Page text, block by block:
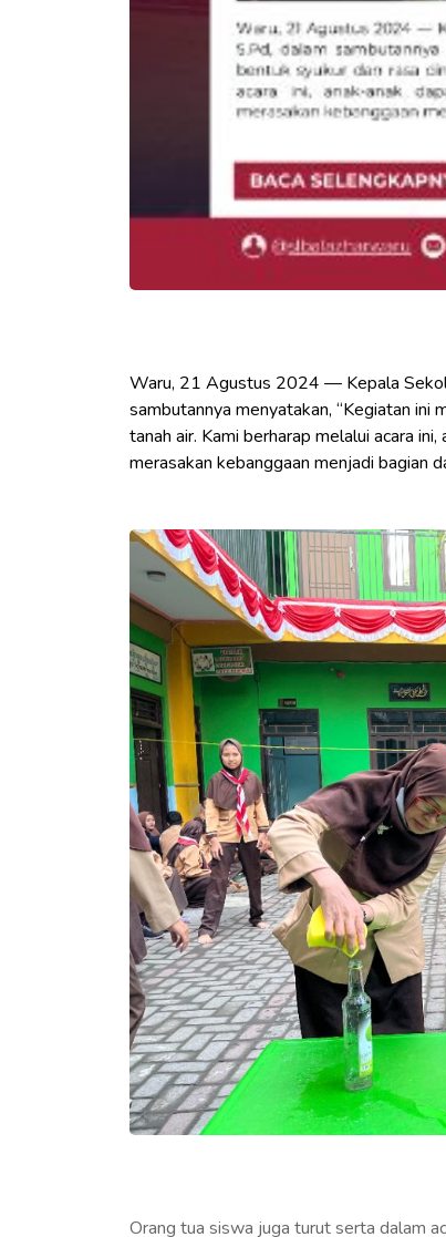
Waru, 21 Agustus 2024 — Kepala
sambutannya menyatakan, “Kegiatan ini
tanah air. Kami berharap melalui acara
merasakan kebanggaan menjadi bagian
Orang tua siswa juga turut serta dalam